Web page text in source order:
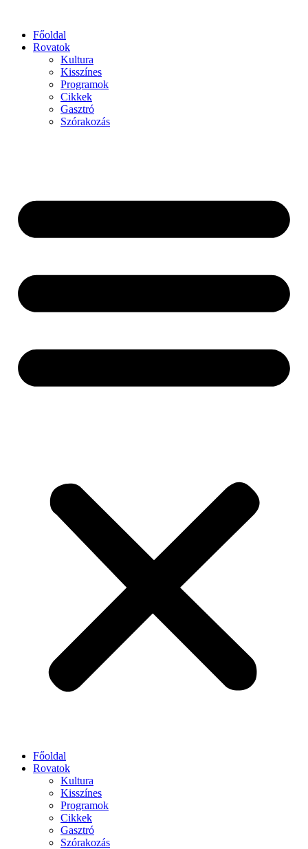
Főoldal
Rovatok
Kultura
Kisszínes
Programok
Cikkek
Gasztró
Szórakozás
Főoldal
Rovatok
Kultura
Kisszínes
Programok
Cikkek
Gasztró
Szórakozás